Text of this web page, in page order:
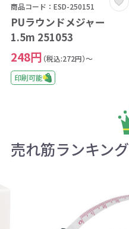
商品コード：ESD-250151
PUラウンドメジャー
1.5m 251053
248円 （税込:272円）～
印刷可能
売れ筋ランキング